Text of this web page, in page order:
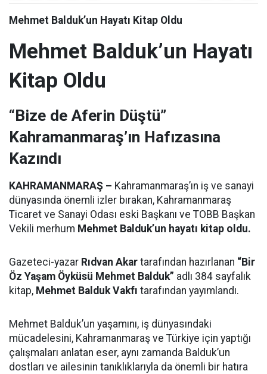
Mehmet Balduk’un Hayatı Kitap Oldu
Mehmet Balduk’un Hayatı
Kitap Oldu
“Bize de Aferin Düştü”
Kahramanmaraş’ın Hafızasına
Kazındı
KAHRAMANMARAŞ – Kahramanmaraş’ın iş ve sanayi
dünyasında önemli izler bırakan, Kahramanmaraş
Ticaret ve Sanayi Odası eski Başkanı ve TOBB Başkan
Vekili merhum Mehmet Balduk’un hayatı kitap oldu.
Gazeteci-yazar Rıdvan Akar tarafından hazırlanan “Bir
Öz Yaşam Öyküsü Mehmet Balduk” adlı 384 sayfalık
kitap, Mehmet Balduk Vakfı tarafından yayımlandı.
Mehmet Balduk’un yaşamını, iş dünyasındaki
mücadelesini, Kahramanmaraş ve Türkiye için yaptığı
çalışmaları anlatan eser, aynı zamanda Balduk’un
dostları ve ailesinin tanıklıklarıyla da önemli bir hatıra